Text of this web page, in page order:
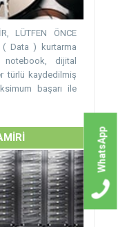
LÜTFEN ÖNCE
( Data ) kurtarma
dijital
türlü kaydedilmiş
başarı ile
WhatsApp